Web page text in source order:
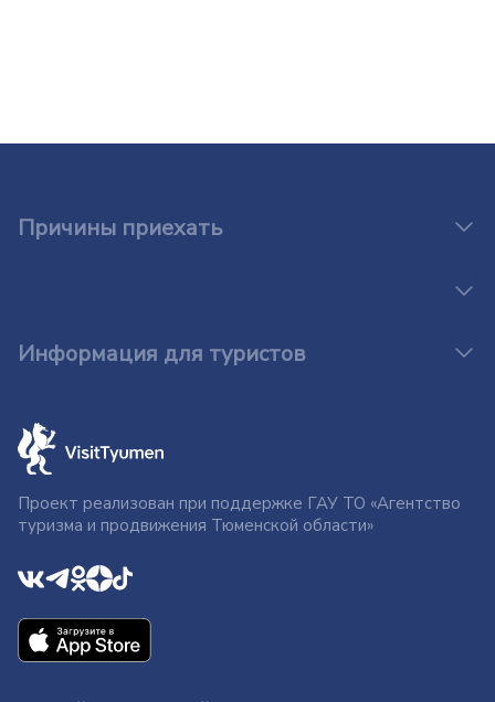
Причины приехать
Информация для туристов
Проект реализован при поддержке ГАУ ТО «Агентство
туризма и продвижения Тюменской области»